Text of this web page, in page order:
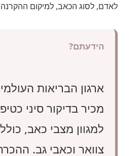
לאדם, לסוג הכאב, למיקום ההקרנה
הידעתם?
מכיר בדיקור סיני
למגוון מצבי כאב,
צוואר וכאבי גב.